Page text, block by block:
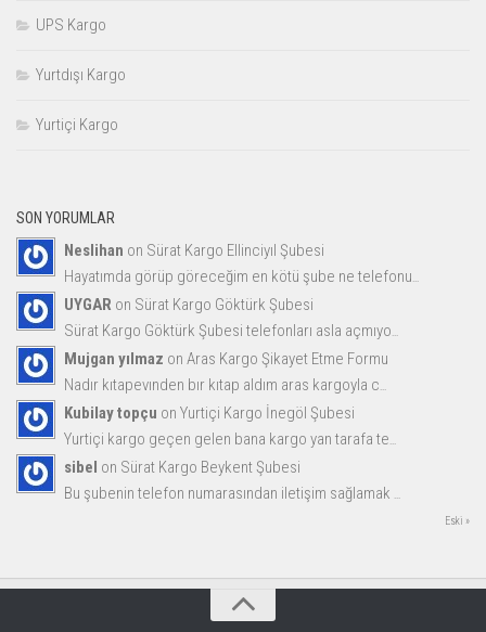
UPS Kargo
Yurtdışı Kargo
Yurtiçi Kargo
SON YORUMLAR
Neslihan on Sürat Kargo Ellinciyıl Şubesi
Hayatımda görüp göreceğim en kötü şube ne telefonu
UYGAR on Sürat Kargo Göktürk Şubesi
Sürat Kargo Göktürk Şubesi telefonları asla açmıyo
Mujgan yılmaz on Aras Kargo Şikayet Etme Formu
Nadır kıtapevınden bır kıtap aldım aras kargoyla c
Kubilay topçu on Yurtiçi Kargo İnegöl Şubesi
Yurtiçi kargo geçen gelen bana kargo yan tarafa te
sibel on Sürat Kargo Beykent Şubesi
Bu şubenin telefon numarasından iletişim sağlamak
Eski »